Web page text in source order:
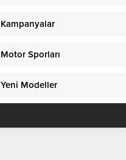
Kampanyalar
Motor Sporları
Yeni Modeller